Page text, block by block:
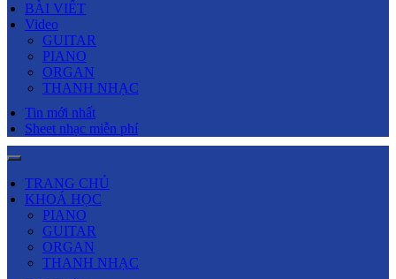
BÀI VIẾT
Video
GUITAR
PIANO
ORGAN
THANH NHẠC
Tin mới nhất
Sheet nhạc miễn phí
TRANG CHỦ
KHOÁ HỌC
PIANO
GUITAR
ORGAN
THANH NHẠC